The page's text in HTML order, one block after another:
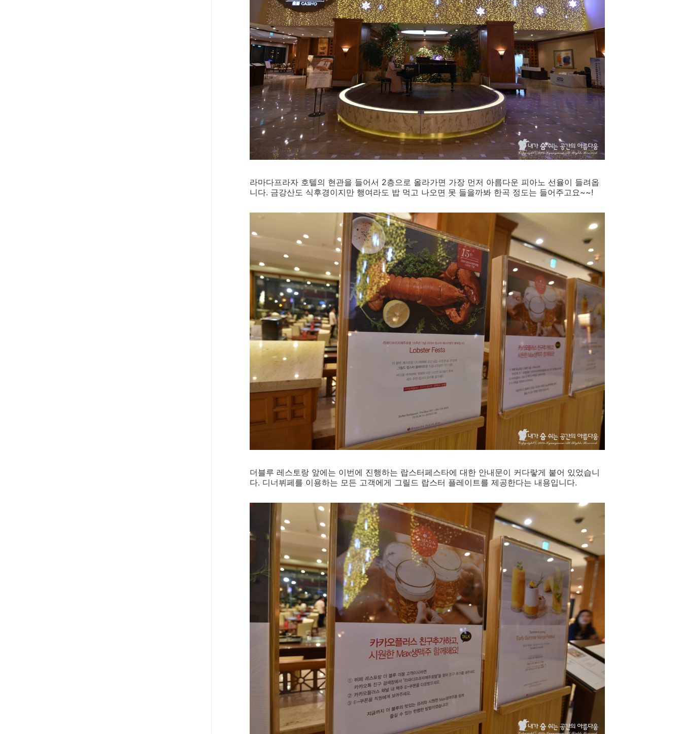
라마다프라자 호텔의 현관을 들어서 2층으로 올라가면 가장 먼저 아름다운 피아노 선율이 들려옵
니다. 금강산도 식후경이지만 행여라도 밥 먹고 나오면 못 들을까봐 한곡 정도는 들어주고요~~!
더블루 레스토랑 앞에는 이번에 진행하는 랍스터페스타에 대한 안내문이 커다랗게 붙어 있었습니
다. 디너뷔페를 이용하는 모든 고객에게 그릴드 랍스터 플레이트를 제공한다는 내용입니다.